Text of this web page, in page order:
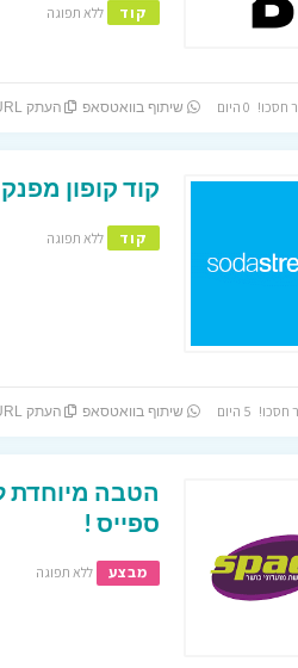
קוד ללא תפוגה
שיתוף בוואטסאפ העתק URL
קוד קופון מפנק של 17% באתר
קוד ללא תפוגה
שיתוף בוואטסאפ העתק URL
הטבה מיוחדת
ספייס !
מבצע ללא תפוגה